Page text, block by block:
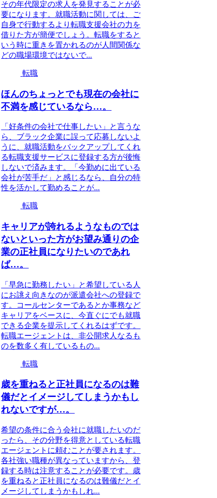
その年代限定の求人を発見することが必
要になります。就職活動に関しては、ご
自身で行動するより転職支援会社の力を
借りた方が簡便でしょう。転職をすると
いう時に重きを置かれるのが人間関係な
どの職場環境ではないで...
転職
ほんのちょっとでも現在の会社に
不満を感じているなら…。
「好条件の会社で仕事したい」と言うな
ら、ブラック企業に誤って応募しないよ
うに、就職活動をバックアップしてくれ
る転職支援サービスに登録する方が後悔
しないで済みます。「今勤めに出ている
会社が苦手だ」と感じるなら、自分の特
性を活かして勤めることが...
転職
キャリアが誇れるようなものでは
ないといった方がお望み通りの企
業の正社員になりたいのであれ
ば…。
「早急に勤務したい」と希望している人
にお誂え向きなのが派遣会社への登録で
す。コールセンターであるとか事務など
キャリアをベースに、今直ぐにでも就職
できる企業を提示してくれるはずです。
転職エージェントは、非公開求人なるも
のを数多く有しているもの...
転職
歳を重ねると正社員になるのは難
儀だとイメージしてしまうかもし
れないですが…。
希望の条件に合う会社に就職したいのだ
ったら、その分野を得意としている転職
エージェントに頼むことが要されます。
各社強い職種が異なっていますから、登
録する時は注意することが必要です。歳
を重ねると正社員になるのは難儀だとイ
メージしてしまうかもしれ...